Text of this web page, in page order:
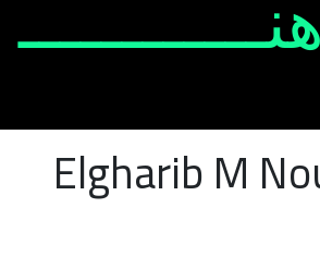
Elgharib M